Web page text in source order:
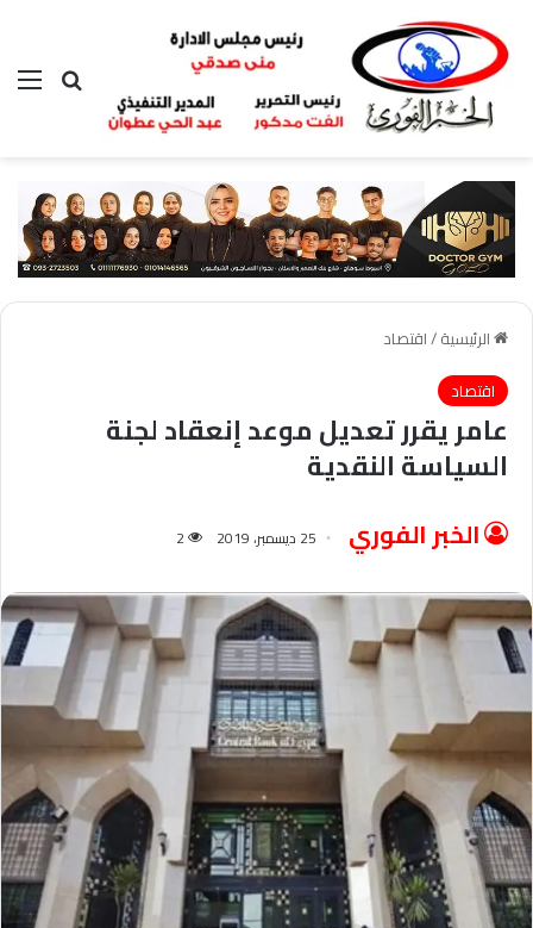
بحث عن
الرئيسية/اقتصاد
اقتصاد
عامر يقرر تعديل موعد إنعقاد لجنة
السياسة النقدية
الخبر الفوري 25 ديسمبر، 2019 2